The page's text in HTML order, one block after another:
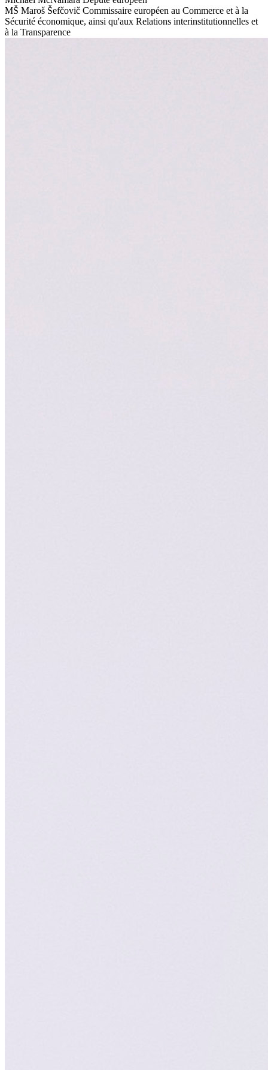
MŠ Maroš Šefčovič Commissaire européen au Commerce et à la
Sécurité économique, ainsi qu'aux Relations interinstitutionnelles et
à la Transparence